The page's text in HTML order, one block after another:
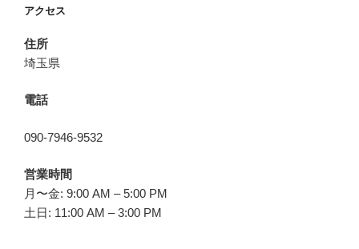
ン
アクセス
住所
埼玉県
電話
090-7946-9532
営業時間
月〜金: 9:00 AM – 5:00 PM
土日: 11:00 AM – 3:00 PM